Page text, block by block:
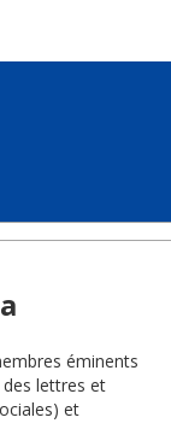
éminents
des lettres et
et